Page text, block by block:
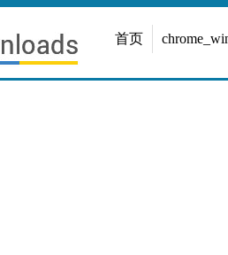
首页